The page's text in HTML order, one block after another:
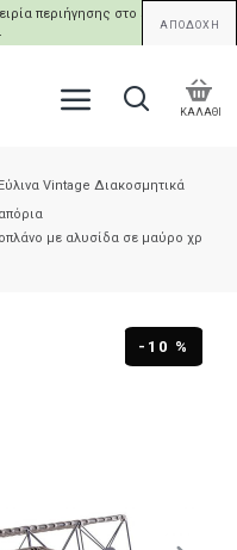
περιήγησης στο site μας,
. ΑΠΟΔΟΧΗ
ΚΑΛΑΘΙ
Vintage Διακοσμητικά
με αλυσίδα σε μαύρο χρ
-10 %